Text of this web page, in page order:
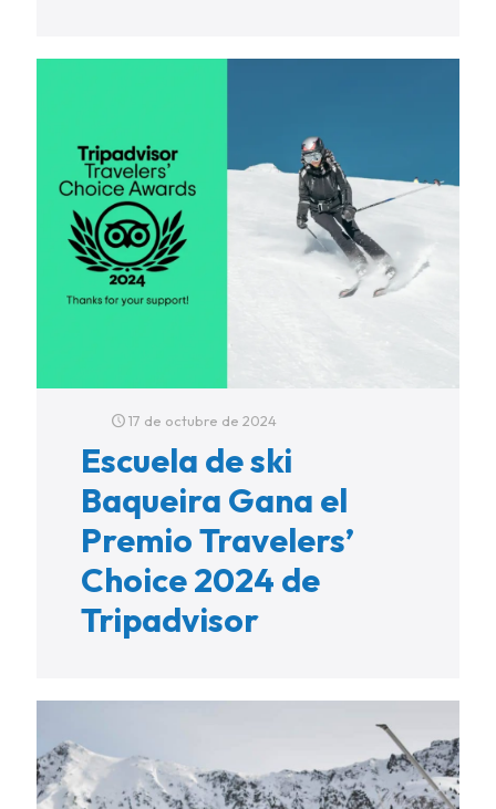
17 de octubre de 2024
Escuela de ski
Baqueira Gana el
Premio Travelers’
Choice 2024 de
Tripadvisor